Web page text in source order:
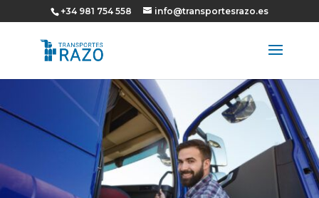
Abrir barra de herramientas
+34 981 754 558 info@transportesrazo.es